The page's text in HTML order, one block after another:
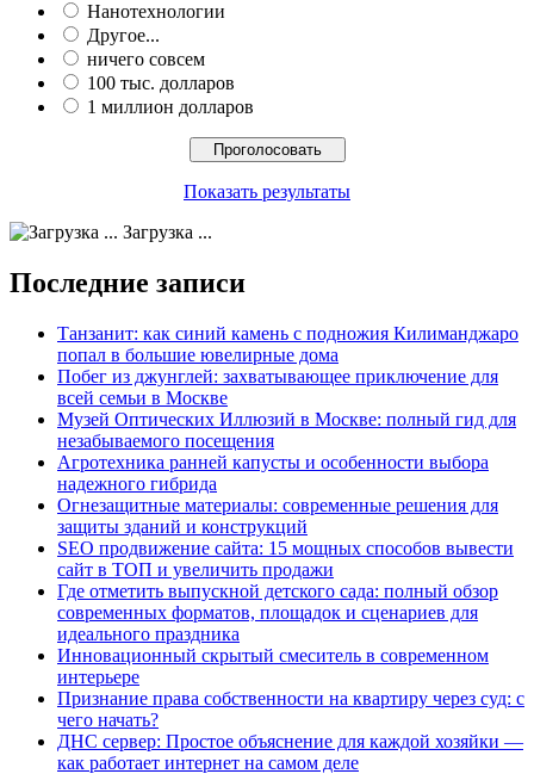
Нанотехнологии
Другое...
ничего совсем
100 тыс. долларов
1 миллион долларов
Показать результаты
Загрузка ...
Последние записи
Танзанит: как синий камень с подножия Килиманджаро
попал в большие ювелирные дома
Побег из джунглей: захватывающее приключение для
всей семьи в Москве
Музей Оптических Иллюзий в Москве: полный гид для
незабываемого посещения
Агротехника ранней капусты и особенности выбора
надежного гибрида
Огнезащитные материалы: современные решения для
защиты зданий и конструкций
SEO продвижение сайта: 15 мощных способов вывести
сайт в ТОП и увеличить продажи
Где отметить выпускной детского сада: полный обзор
современных форматов, площадок и сценариев для
идеального праздника
Инновационный скрытый смеситель в современном
интерьере
Признание права собственности на квартиру через суд: с
чего начать?
ДНС сервер: Простое объяснение для каждой хозяйки —
как работает интернет на самом деле